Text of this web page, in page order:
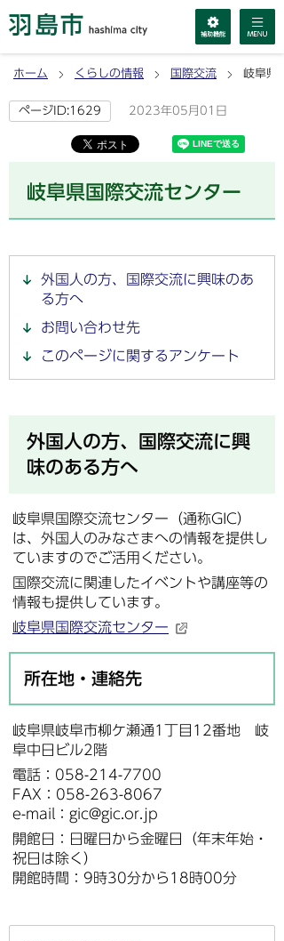
ホーム くらしの情報 国際交流 岐阜県
ページID:1629 2023年05月01日
岐阜県国際交流センター
外国人の方、国際交流に興味のあ
る方へ
お問い合わせ先
このページに関するアンケート
外国人の方、国際交流に興
味のある方へ
岐阜県国際交流センター（通称GIC）
は、外国人のみなさまへの情報を提供し
ていますのでご活用ください。
国際交流に関連したイベントや講座等の
情報も提供しています。
岐阜県国際交流センター
所在地・連絡先
岐阜県岐阜市柳ケ瀬通1丁目12番地 岐
阜中日ビル2階
電話：058-214-7700
FAX：058-263-8067
e-mail：gic@gic.or.jp
開館日：日曜日から金曜日（年末年始・
祝日は除く）
開館時間：9時30分から18時00分